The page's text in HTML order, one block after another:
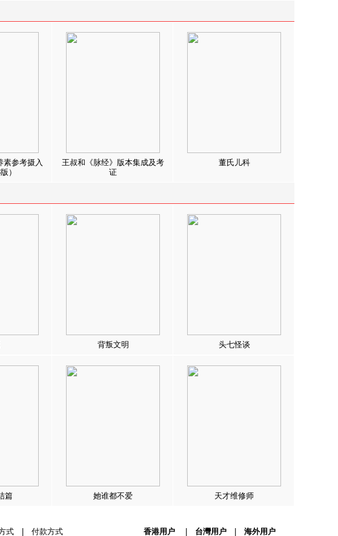
素参考摄入
）
王叔和《脉经》版本集成及考
证
董氏儿科
背叛文明 头七怪谈
篇 她谁都不爱 天才维修师
式| 付款方式 香港用户| 台灣用户| 海外用户